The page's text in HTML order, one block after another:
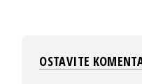
OSTAVITE